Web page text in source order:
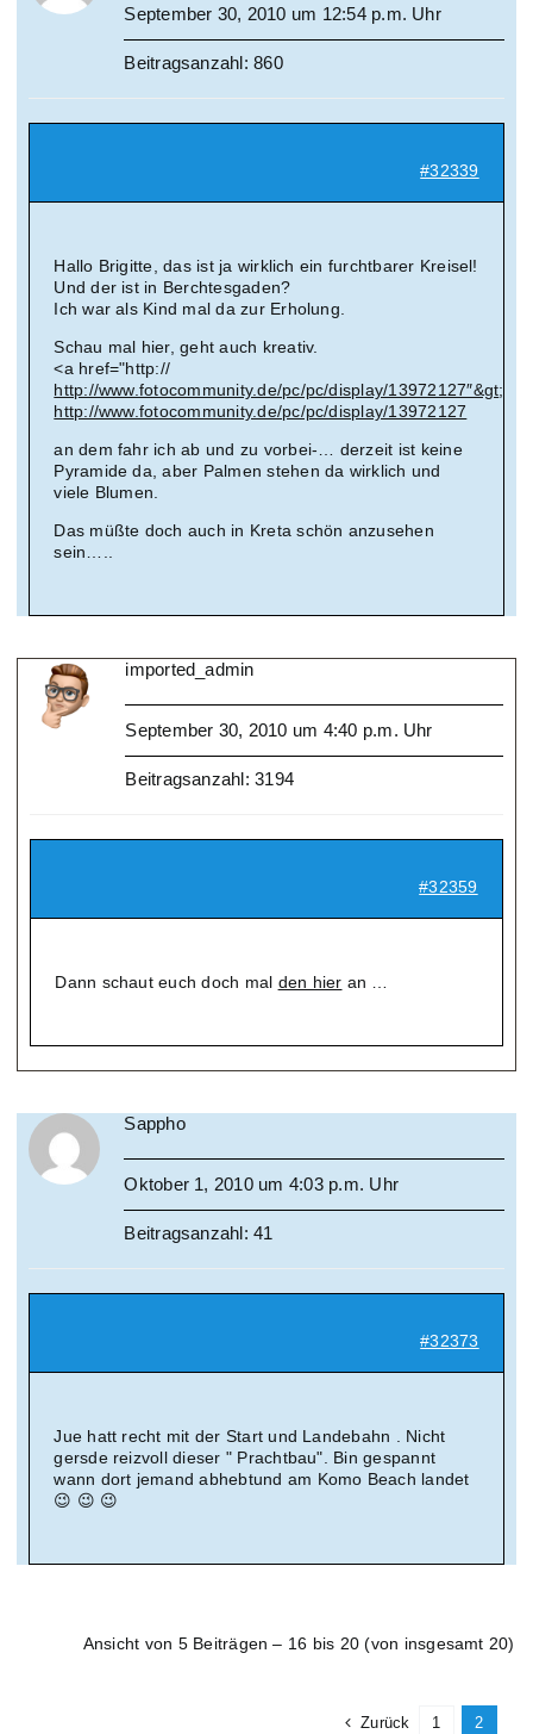
September 30, 2010 um 12:54 p.m. Uhr
Beitragsanzahl: 860
#32339
Hallo Brigitte, das ist ja wirklich ein furchtbarer Kreisel!
Und der ist in Berchtesgaden?
Ich war als Kind mal da zur Erholung.
Schau mal hier, geht auch kreativ.
<a href="http://
http://www.fotocommunity.de/pc/pc/display/13972127″&gt;
http://www.fotocommunity.de/pc/pc/display/13972127
an dem fahr ich ab und zu vorbei-… derzeit ist keine
Pyramide da, aber Palmen stehen da wirklich und
viele Blumen.
Das müßte doch auch in Kreta schön anzusehen
sein…..
imported_admin
September 30, 2010 um 4:40 p.m. Uhr
Beitragsanzahl: 3194
#32359
Dann schaut euch doch mal den hier an …
Sappho
Oktober 1, 2010 um 4:03 p.m. Uhr
Beitragsanzahl: 41
#32373
Jue hatt recht mit der Start und Landebahn . Nicht
gersde reizvoll dieser " Prachtbau". Bin gespannt
wann dort jemand abhebtund am Komo Beach landet
😉 😉 😉
Ansicht von 5 Beiträgen – 16 bis 20 (von insgesamt 20)
Zurück 1 2